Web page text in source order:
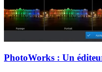
PhotoWorks : Un